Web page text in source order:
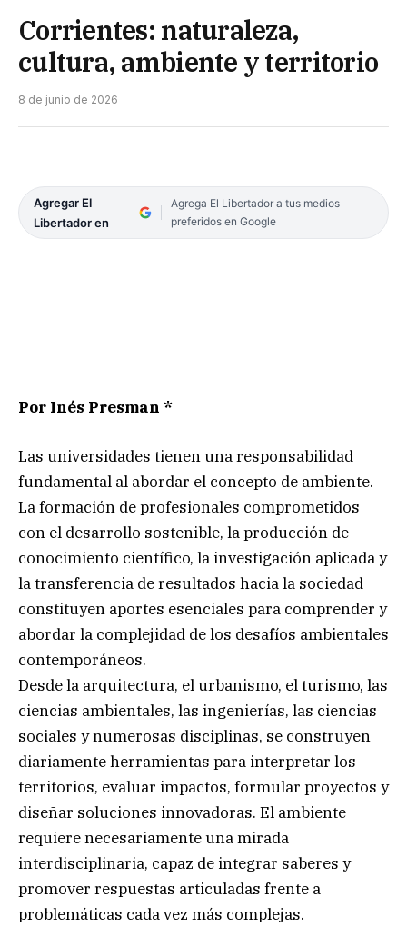
Corrientes: naturaleza,
cultura, ambiente y territorio
8 de junio de 2026
Agregar El
Libertador en
Agrega El Libertador a tus medios
preferidos en Google
Por Inés Presman *
Las universidades tienen una responsabilidad
fundamental al abordar el concepto de ambiente.
La formación de profesionales comprometidos
con el desarrollo sostenible, la producción de
conocimiento científico, la investigación aplicada y
la transferencia de resultados hacia la sociedad
constituyen aportes esenciales para comprender y
abordar la complejidad de los desafíos ambientales
contemporáneos.
Desde la arquitectura, el urbanismo, el turismo, las
ciencias ambientales, las ingenierías, las ciencias
sociales y numerosas disciplinas, se construyen
diariamente herramientas para interpretar los
territorios, evaluar impactos, formular proyectos y
diseñar soluciones innovadoras. El ambiente
requiere necesariamente una mirada
interdisciplinaria, capaz de integrar saberes y
promover respuestas articuladas frente a
problemáticas cada vez más complejas.